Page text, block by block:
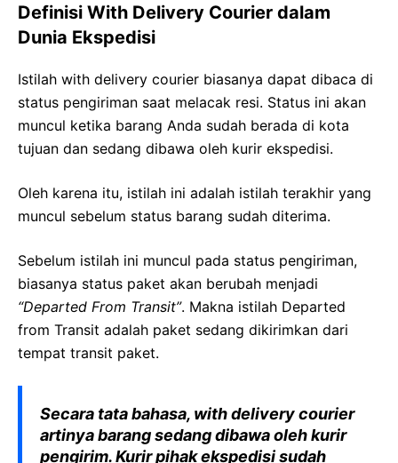
Definisi With Delivery Courier dalam
Dunia Ekspedisi
Istilah with delivery courier biasanya dapat dibaca di
status pengiriman saat melacak resi. Status ini akan
muncul ketika barang Anda sudah berada di kota
tujuan dan sedang dibawa oleh kurir ekspedisi.
Oleh karena itu, istilah ini adalah istilah terakhir yang
muncul sebelum status barang sudah diterima.
Sebelum istilah ini muncul pada status pengiriman,
biasanya status paket akan berubah menjadi
“Departed From Transit”. Makna istilah Departed
from Transit adalah paket sedang dikirimkan dari
tempat transit paket.
Secara tata bahasa, with delivery courier
artinya barang sedang dibawa oleh kurir
pengirim. Kurir pihak ekspedisi sudah